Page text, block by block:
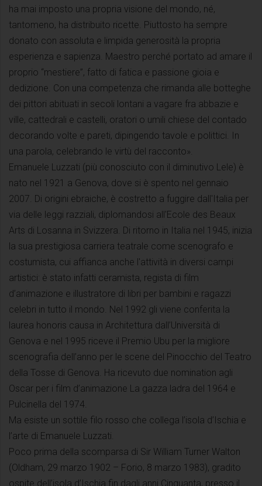
ha mai imposto una propria visione del mondo, né,
tantomeno, ha distribuito ricette. Piuttosto ha sempre
donato con assoluta e limpida generosità la propria
esperienza e sapienza. Maestro perché portato ad amare il
proprio “mestiere”, fatto di fatica e passione gioia e
dedizione. Con una competenza che rimanda alle botteghe
dei pittori abituati in secoli lontani a vagare fra abbazie e
ville, cattedrali e castelli, oratori o umili chiese del contado
decorando volte e pareti, dipingendo tavole e polittici. In
una parola, celebrando le virtù del racconto».
Emanuele Luzzati (più conosciuto con il diminutivo Lele) è
nato nel 1921 a Genova, dove si è spento nel gennaio
2007. Di origini ebraiche, è costretto a fuggire dall'Italia per
via delle leggi razziali, diplomandosi all'Ecole des Beaux
Arts di Losanna in Svizzera. Di ritorno in Italia nel 1945, inizia
la sua prestigiosa carriera teatrale come scenografo e
costumista, cui affianca anche l'attività in diversi campi
artistici: è stato infatti ceramista, regista di film
d’animazione e illustratore di libri per bambini e ragazzi
celebri in tutto il mondo. Nel 1992 gli viene conferita la
laurea honoris causa in Architettura dall’Università di
Genova e nel 1995 riceve il Premio Ubu per la migliore
scenografia dell’anno per le scene del Pinocchio del Teatro
della Tosse di Genova. Ha ricevuto due nomination agli
Oscar per i film d’animazione La gazza ladra del 1964 e
Pulcinella del 1974.
Ma esiste un sottile filo rosso che collega l’isola d’Ischia e
l’arte di Emanuele Luzzati.
Poco prima della scomparsa di Sir William Turner Walton
(Oldham, 29 marzo 1902 – Forio, 8 marzo 1983), gradito
ospite dell’isola d’Ischia fin dagli anni Cinquanta, presso il